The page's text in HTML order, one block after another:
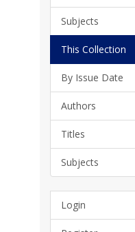
Subjects
This Collection
By Issue Date
Authors
Titles
Subjects
Login